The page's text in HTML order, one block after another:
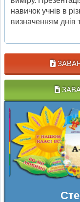
навичок учнів в
визначенням днів